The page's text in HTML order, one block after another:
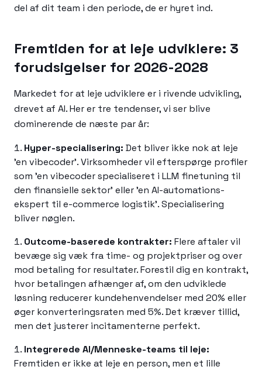
del af dit team i den periode, de er hyret ind.
Fremtiden for at leje udviklere: 3
forudsigelser for 2026-2028
Markedet for at leje udviklere er i rivende udvikling,
drevet af AI. Her er tre tendenser, vi ser blive
dominerende de næste par år:
Hyper-specialisering: Det bliver ikke nok at leje
'en vibecoder'. Virksomheder vil efterspørge profiler
som 'en vibecoder specialiseret i LLM finetuning til
den finansielle sektor' eller 'en AI-automations-
ekspert til e-commerce logistik'. Specialisering
bliver nøglen.
Outcome-baserede kontrakter: Flere aftaler vil
bevæge sig væk fra time- og projektpriser og over
mod betaling for resultater. Forestil dig en kontrakt,
hvor betalingen afhænger af, om den udviklede
løsning reducerer kundehenvendelser med 20% eller
øger konverteringsraten med 5%. Det kræver tillid,
men det justerer incitamenterne perfekt.
Integrerede AI/Menneske-teams til leje:
Fremtiden er ikke at leje en person, men et lille